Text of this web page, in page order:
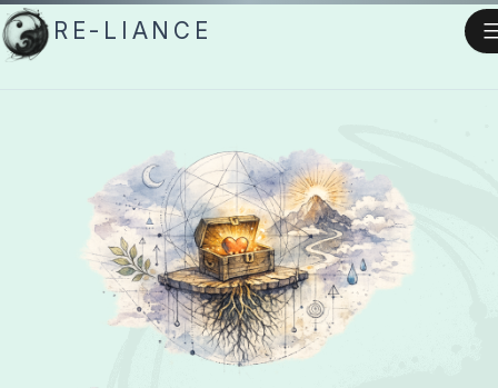
Aller
au
RE-LIANCE